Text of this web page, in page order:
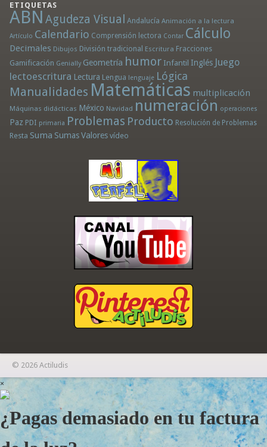
ETIQUETAS
ABN Agudeza Visual Andalucía Animación a la lectura
Artículo Calendario Comprensión lectora Contar Cálculo
Decimales Dibujos División tradicional Escritura Fracciones
Gamificación Genially Geometría humor Infantil Inglés Juego
lectoescritura Lectura Lengua lenguaje Lógica
Manualidades Matemáticas multiplicación
Máquinas didácticas México Navidad numeración operaciones
Paz PDI primaria Problemas Producto Resolución de Problemas
Resta Suma Sumas Valores vídeo
© 2026 Actiludis
×
¿Pagas demasiado en tu factura